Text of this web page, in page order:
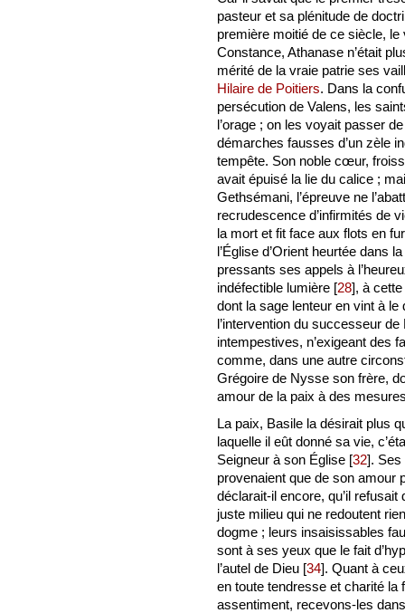
pasteur et sa plénitude de
première moitié de ce siècle, le
Constance, Athanase n’était
mérité de la vraie patrie ses
Hilaire de Poitiers. Dans la
persécution de Valens, les
l’orage ; on les voyait passer
démarches fausses d’un zèle
tempête. Son noble cœur,
avait épuisé la lie du calice ;
Gethsémani, l’épreuve ne
recrudescence d’infirmités de
la mort et fit face aux flots en
l’Église d’Orient heurtée dans
pressants ses appels à
indéfectible lumière [28], à
dont la sage lenteur en vint à
l’intervention du successeur
intempestives, n’exigeant des
comme, dans une autre
Grégoire de Nysse son frère,
amour de la paix à des
La paix, Basile la désirait plus
laquelle il eût donné sa vie,
Seigneur à son Église [32]. Ses
provenaient que de son amour
déclarait-il encore, qu’il
juste milieu qui ne redoutent
dogme ; leurs insaisissables
sont à ses yeux que le fait
l’autel de Dieu [34]. Quant à
en toute tendresse et charité la
assentiment, recevons-les